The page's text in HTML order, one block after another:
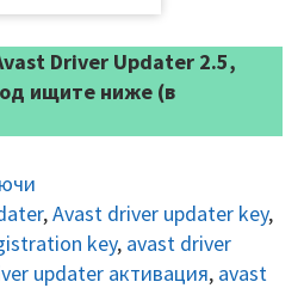
Driver Updater 2.5,
ищите ниже (в
,Avast driver updater key,
key, avast driver
updater активация, avast